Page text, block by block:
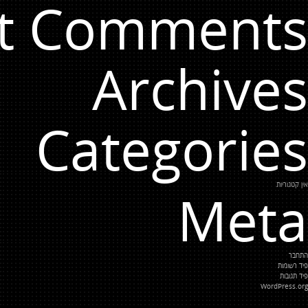
Comments
Archives
Categories
אין קטגוריות
Meta
התחבר
פיד רשומות
פיד תגובות
WordPress.org